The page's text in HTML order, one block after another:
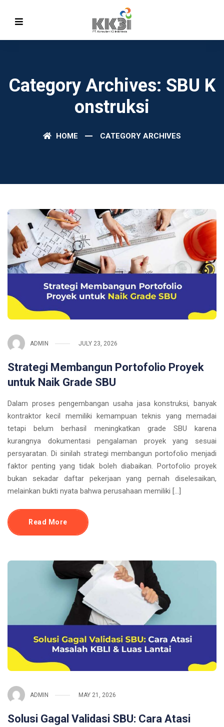
Category Archives: SBU K
Onstruksi
HOME CATEGORY ARCHIVES
ADMIN JULY 23, 2026
Strategi Membangun Portofolio Proyek
untuk Naik Grade SBU
Dalam proses pengembangan usaha jasa konstruksi, banyak
kontraktor kecil memiliki kemampuan teknis yang memadai
tetapi belum berhasil meningkatkan grade SBU karena
kurangnya dokumentasi pengalaman proyek yang sesuai
persyaratan. Di sinilah strategi membangun portofolio menjadi
faktor penting yang tidak boleh diabaikan. Portofolio proyek
bukan sekadar daftar pekerjaan yang pernah diselesaikan,
melainkan bukti nyata bahwa perusahaan memiliki […]
Read More
ADMIN MAY 21, 2026
Solusi Gagal Validasi SBU: Cara Atasi